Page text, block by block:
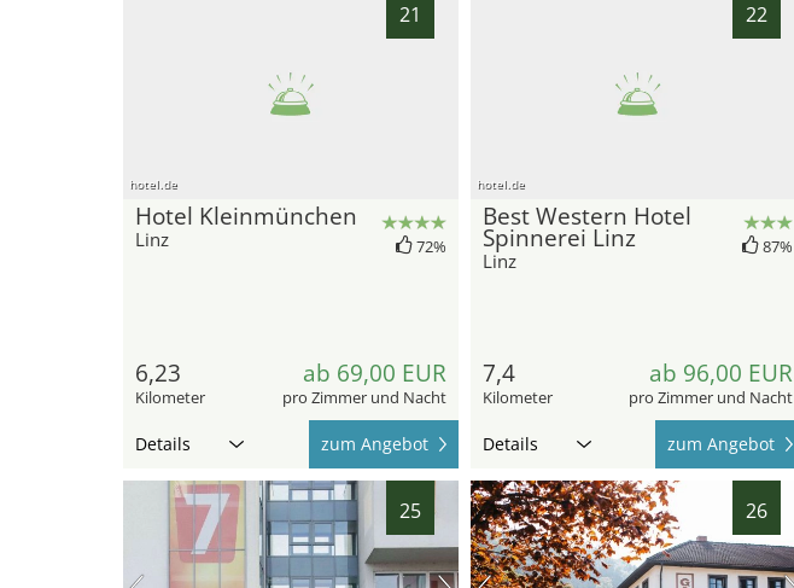
21
hotel.de
Hotel Kleinmünchen
Linz 72%
6,23
Kilometer
ab 69,00 EUR
pro Zimmer und Nacht
Details zum Angebot
22
hotel.de
Best Western Hotel
Spinnerei Linz
Linz
87%
7,4
Kilometer
ab 96,00 EUR
pro Zimmer und Nacht
Details zum Angebot
25 26